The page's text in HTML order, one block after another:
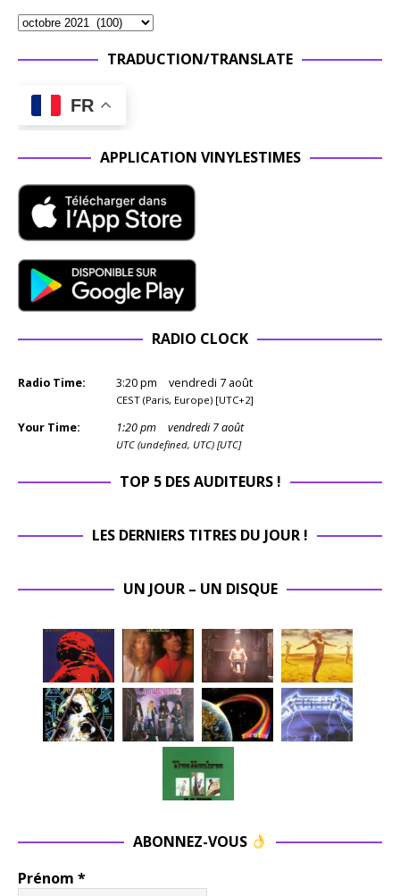
TRADUCTION/TRANSLATE
FR
APPLICATION VINYLESTIMES
RADIO CLOCK
Radio Time: 3:20pm vendredi 7 août
CEST (Paris, Europe) [UTC+2]
Your Time: 1:20pm vendredi 7 août
UTC (undefined, UTC) [UTC]
TOP 5 DES AUDITEURS !
LES DERNIERS TITRES DU JOUR !
UN JOUR – UN DISQUE
ABONNEZ-VOUS
Prénom *